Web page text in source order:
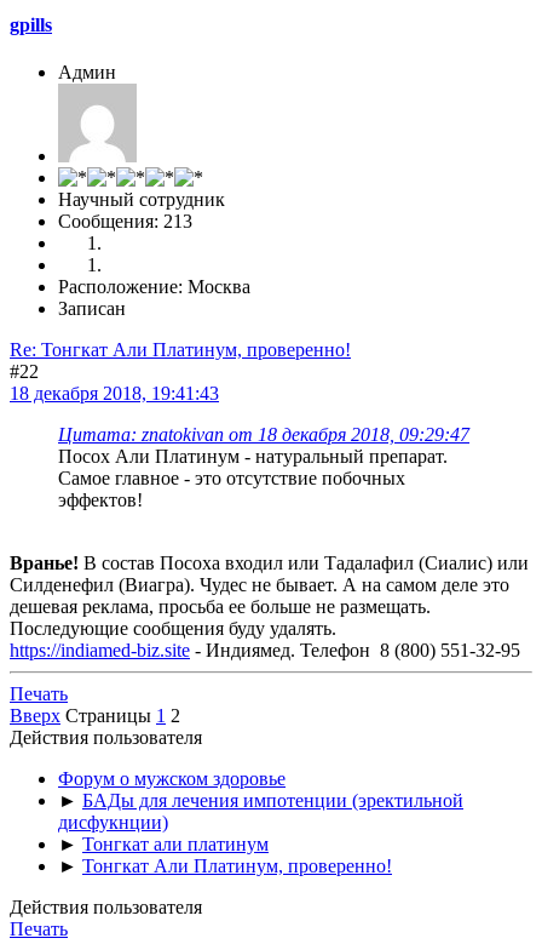
gpills
Админ
Научный сотрудник
Сообщения: 213
Расположение: Москва
Записан
Re: Тонгкат Али Платинум, проверенно!
#22
18 декабря 2018, 19:41:43
Цитата: znatokivan от 18 декабря 2018, 09:29:47
Посох Али Платинум - натуральный препарат.
Самое главное - это отсутствие побочных
эффектов!
Вранье! В состав Посоха входил или Тадалафил (Сиалис) или
Силденефил (Виагра). Чудес не бывает. А на самом деле это
дешевая реклама, просьба ее больше не размещать.
Последующие сообщения буду удалять.
https://indiamed-biz.site - Индиямед. Телефон 8 (800) 551-32-95
Печать
Вверх Страницы 1 2
Действия пользователя
Форум о мужском здоровье
► БАДы для лечения импотенции (эректильной
дисфукнции)
► Тонгкат али платинум
► Тонгкат Али Платинум, проверенно!
Действия пользователя
Печать